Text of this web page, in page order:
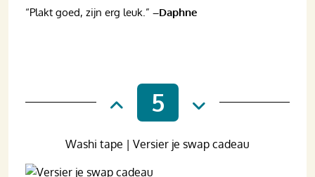
“Plakt goed, zijn erg leuk.” –Daphne
5
Washi tape | Versier je swap cadeau